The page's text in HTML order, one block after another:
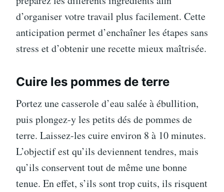
d’organiser votre travail plus facilement. Cette
anticipation permet d’enchaîner les étapes sans
stress et d’obtenir une recette mieux maîtrisée.
Cuire les pommes de terre
Portez une casserole d’eau salée à ébullition,
puis plongez-y les petits dés de pommes de
terre. Laissez-les cuire environ 8 à 10 minutes.
L’objectif est qu’ils deviennent tendres, mais
qu’ils conservent tout de même une bonne
tenue. En effet, s’ils sont trop cuits, ils risquent